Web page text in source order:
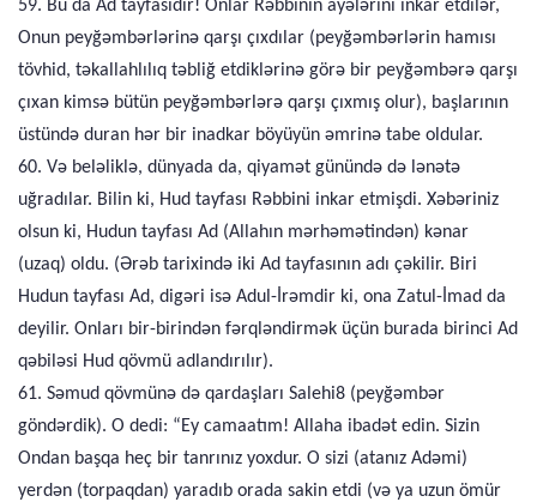
59. Bu da Ad tayfasıdır! Onlar Rəbbinin ayələrini inkar etdilər,
Onun peyğəmbərlərinə qarşı çıxdılar (peyğəmbərlərin hamısı
tövhid, təkallahlılıq təbliğ etdiklərinə görə bir peyğəmbərə qarşı
çıxan kimsə bütün peyğəmbərlərə qarşı çıxmış olur), başlarının
üstündə duran hər bir inadkar böyüyün əmrinə tabe oldular.
60. Və beləliklə, dünyada da, qiyamət günündə də lənətə
uğradılar. Bilin ki, Hud tayfası Rəbbini inkar etmişdi. Xəbəriniz
olsun ki, Hudun tayfası Ad (Allahın mərhəmətindən) kənar
(uzaq) oldu. (Ərəb tarixində iki Ad tayfasının adı çəkilir. Biri
Hudun tayfası Ad, digəri isə Adul-İrəmdir ki, ona Zatul-İmad da
deyilir. Onları bir-birindən fərqləndirmək üçün burada birinci Ad
qəbiləsi Hud qövmü adlandırılır).
61. Səmud qövmünə də qardaşları Salehi8 (peyğəmbər
göndərdik). O dedi: “Ey camaatım! Allaha ibadət edin. Sizin
Ondan başqa heç bir tanrınız yoxdur. O sizi (atanız Adəmi)
yerdən (torpaqdan) yaradıb orada sakin etdi (və ya uzun ömür